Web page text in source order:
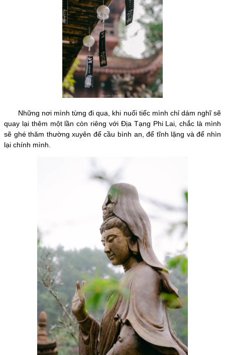
Những nơi mình từng đi qua, khi nuối tiếc mình chỉ dám nghĩ sẽ
quay lại thêm một lần còn riêng với Địa Tạng Phi Lai, chắc là mình
sẽ ghé thăm thường xuyên để cầu bình an, để tĩnh lặng và để nhìn
lại chính mình.